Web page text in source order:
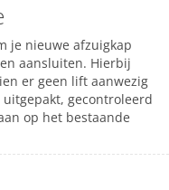
je nieuwe afzuigkap
aansluiten. Hierbij
er geen lift aanwezig
gecontroleerd
op het bestaande